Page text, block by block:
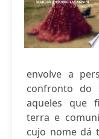
envolve a
confronto do
aqueles que
terra e
cujo nome dá